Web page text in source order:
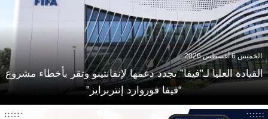
القيادة العليا لـ”فيفا” تجدد دعمها لإنفانتينو وتقر بأخطاء مشروع
“فيفا فوروارد إنتربرايز”
الخميس 6 أغسطس 2026